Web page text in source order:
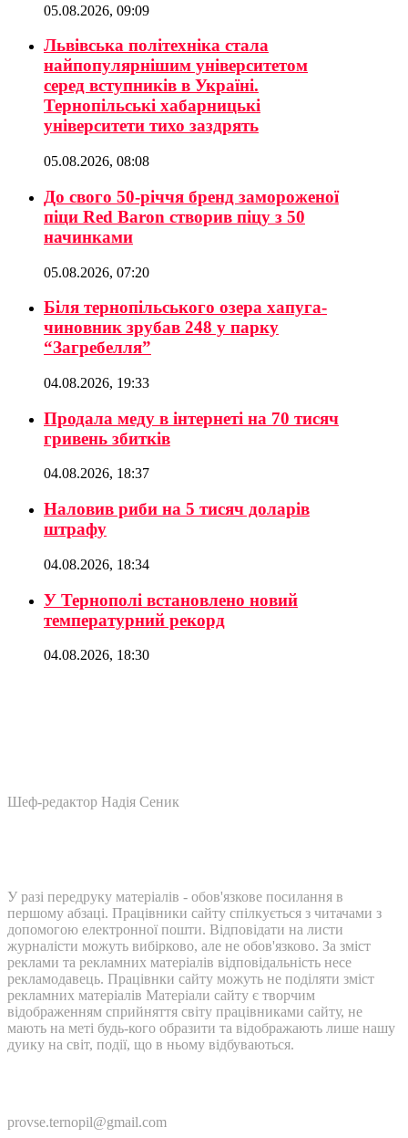
05.08.2026, 09:09
Львівська політехніка стала
найпопулярнішим університетом
серед вступників в Україні.
Тернопільські хабарницькі
університети тихо заздрять
05.08.2026, 08:08
До свого 50-річчя бренд замороженої
піци Red Baron створив піцу з 50
начинками
05.08.2026, 07:20
Біля тернопільського озера хапуга-
чиновник зрубав 248 у парку
“Загребелля”
04.08.2026, 19:33
Продала меду в інтернеті на 70 тисяч
гривень збитків
04.08.2026, 18:37
Наловив риби на 5 тисяч доларів
штрафу
04.08.2026, 18:34
У Тернополі встановлено новий
температурний рекорд
04.08.2026, 18:30
Шеф-редактор Надія Сеник
У разі передруку матеріалів - обов'язкове посилання в
першому абзаці. Працівники сайту спілкується з читачами з
допомогою електронної пошти. Відповідати на листи
журналісти можуть вибірково, але не обов'язково. За зміст
реклами та рекламних матеріалів відповідальність несе
рекламодавець. Працівнки сайту можуть не поділяти зміст
рекламних матеріалів Матеріали сайту є творчим
відображенням сприйняття світу працівниками сайту, не
мають на меті будь-кого образити та відображають лише нашу
дуику на світ, події, що в ньому відбуваються.
provse.ternopil@gmail.com